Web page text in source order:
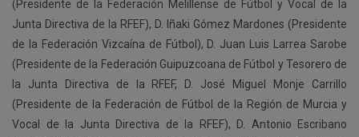
(Presidente de la Federación Melillense de Fútbol y Vocal de la
Junta Directiva de la RFEF), D. Iñaki Gómez Mardones (Presidente
de la Federación Vizcaína de Fútbol), D. Juan Luis Larrea Sarobe
(Presidente de la Federación Guipuzcoana de Fútbol y Tesorero de
la Junta Directiva de la RFEF, D. José Miguel Monje Carrillo
(Presidente de la Federación de Fútbol de la Región de Murcia y
Vocal de la Junta Directiva de la RFEF), D. Antonio Escribano